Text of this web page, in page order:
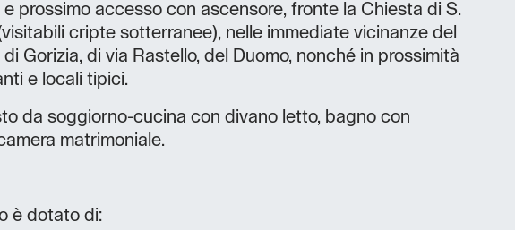
e prossimo accesso con ascensore, fronte la Chiesta di S.
cripte sotterranee), nelle immediate vicinanze del
Gorizia, di via Rastello, del Duomo, nonché in prossimità
e locali tipici.
da soggiorno-cucina con divano letto, bagno con
matrimoniale.
è dotato di: